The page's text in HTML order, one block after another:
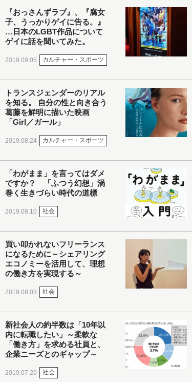
『おっさんずラブ』、『腐女
子、うっかりゲイに告る。』
…日本のLGBT作品について
ゲイに話を聞いてみた。
2019.09.05 カルチャー・スポーツ
トランスジェンダーのリアル
を知る。 自分の性と向き合う
葛藤を鮮明に描いた映画
「Girl／ガール」
2019.08.24 カルチャー・スポーツ
「わがまま」を言ってはダメ
ですか？ 「ふつう幻想」渦
巻く生きづらい時代の道標
2019.08.10 社会
買い叩かれないフリーランス
になるために～シェアリング
エコノミーを活用して、理想
の働き方を実現する～
2019.08.03 社会
新社会人の約半数は「10年以
内に転職したい」～柔軟な
「働き方」を求める社員と、
企業ニーズとのギャップ～
2019.07.20 社会